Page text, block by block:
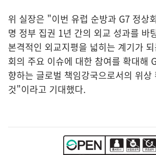
위 실장은 "이번 유럽 순방과 G7 정상
명 정부 집권 1년 간의 외교 성과를 바
본격적인 외교지평을 넓히는 계기가
회의 주요 이슈에 대한 참여를 확대해
향하는 글로벌 책임강국으로서의 위상
것"이라고 기대했다.